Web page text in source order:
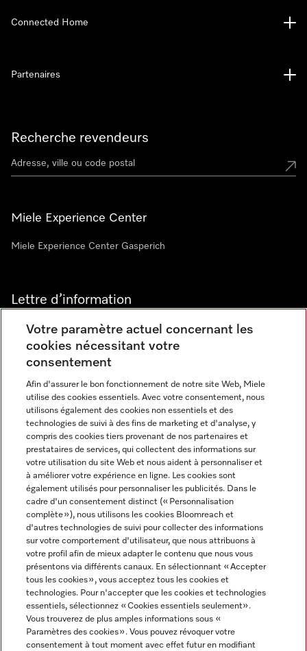
Recherche revendeurs
Miele Experience Center
Miele Experience Center Gasperich
Lettre d’information
Langue
FRANCAIS
Connected Home
Partenaires
Informations légales
CGV
Miele sur Instagram
Miele sur Youtube
Votre paramètre actuel concernant les
cookies nécessitant votre
consentement
Afin d'assurer le bon fonctionnement de notre site Web, Miele
utilise des cookies essentiels. Avec votre consentement, nous
utilisons également des cookies non essentiels et des
technologies de suivi à des fins de marketing et d'analyse, y
compris des cookies tiers provenant de nos partenaires et
prestataires de services, qui collectent des informations sur
votre utilisation du site Web et nous aident à personnaliser et
à améliorer votre expérience en ligne. Les cookies sont
également utilisés pour personnaliser les publicités. Dans le
cadre d'un consentement distinct (« Personnalisation
complète »), nous utilisons les cookies Bloomreach et
d'autres technologies de suivi pour collecter des informations
sur votre comportement d'utilisateur, que nous attribuons à
votre profil afin de mieux adapter le contenu que nous vous
présentons via différents canaux. En sélectionnant « Accepter
tous les cookies », vous acceptez tous les cookies et
technologies. Pour n'accepter que les cookies et technologies
essentiels, sélectionnez « Cookies essentiels seulement».
Vous trouverez de plus amples informations sous «
Paramètres des cookies ». Vous pouvez révoquer votre
consentement à tout moment avec effet futur en modifiant